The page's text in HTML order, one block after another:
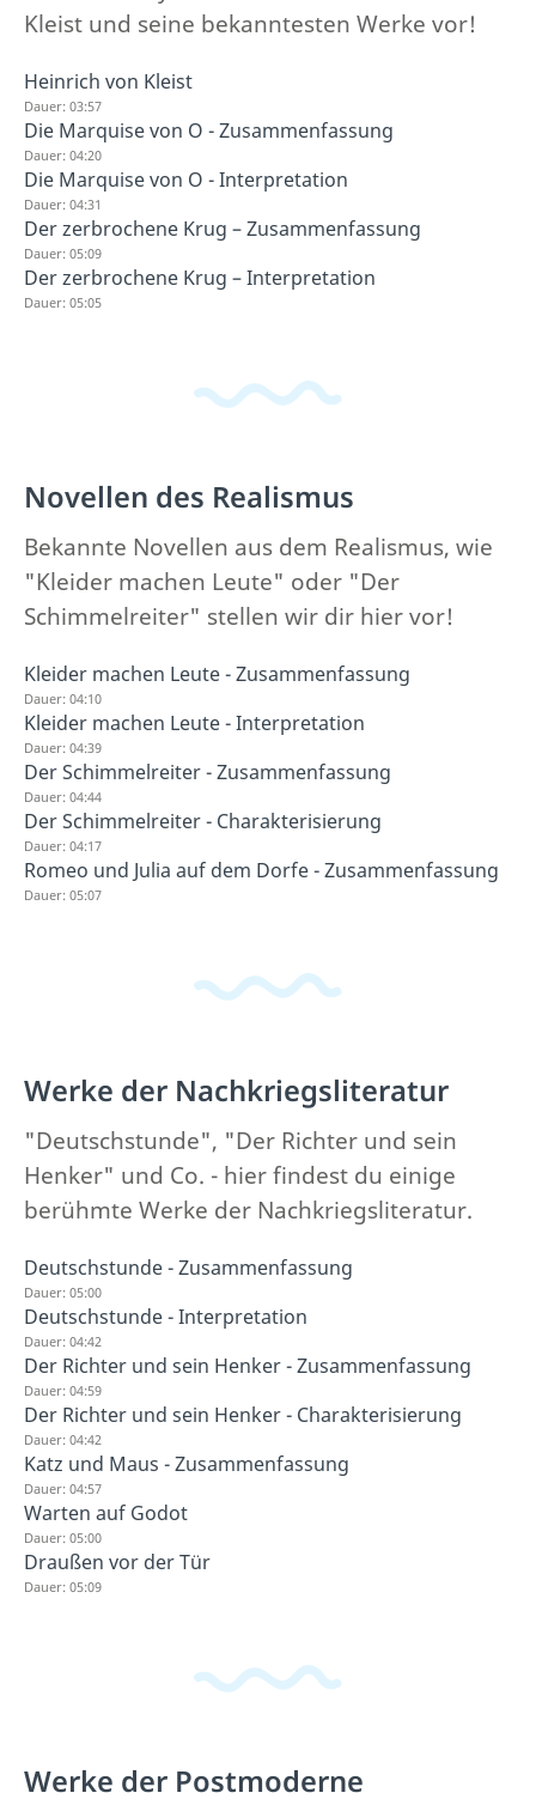
Kleist und seine bekanntesten Werke vor!
Heinrich von Kleist
Dauer: 03:57
Die Marquise von O - Zusammenfassung
Dauer: 04:20
Die Marquise von O - Interpretation
Dauer: 04:31
Der zerbrochene Krug – Zusammenfassung
Dauer: 05:09
Der zerbrochene Krug – Interpretation
Dauer: 05:05
Novellen des Realismus
Bekannte Novellen aus dem Realismus, wie
"Kleider machen Leute" oder "Der
Schimmelreiter" stellen wir dir hier vor!
Kleider machen Leute - Zusammenfassung
Dauer: 04:10
Kleider machen Leute - Interpretation
Dauer: 04:39
Der Schimmelreiter - Zusammenfassung
Dauer: 04:44
Der Schimmelreiter - Charakterisierung
Dauer: 04:17
Romeo und Julia auf dem Dorfe - Zusammenfassung
Dauer: 05:07
Werke der Nachkriegsliteratur
"Deutschstunde", "Der Richter und sein
Henker" und Co. - hier findest du einige
berühmte Werke der Nachkriegsliteratur.
Deutschstunde - Zusammenfassung
Dauer: 05:00
Deutschstunde - Interpretation
Dauer: 04:42
Der Richter und sein Henker - Zusammenfassung
Dauer: 04:59
Der Richter und sein Henker - Charakterisierung
Dauer: 04:42
Katz und Maus - Zusammenfassung
Dauer: 04:57
Warten auf Godot
Dauer: 05:00
Draußen vor der Tür
Dauer: 05:09
Werke der Postmoderne